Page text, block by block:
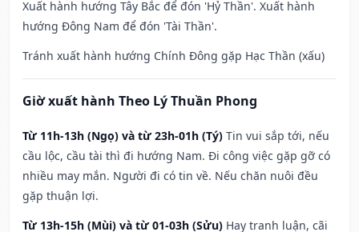
Xuất hành hướng Tây Bắc để đón 'Hỷ Thần'. Xuất hành
hướng Đông Nam để đón 'Tài Thần'.
Tránh xuất hành hướng Chính Đông gặp Hạc Thần (xấu)
Giờ xuất hành Theo Lý Thuần Phong
Từ 11h-13h (Ngọ) và từ 23h-01h (Tý) Tin vui sắp tới, nếu
cầu lộc, cầu tài thì đi hướng Nam. Đi công việc gặp gỡ có
nhiều may mắn. Người đi có tin về. Nếu chăn nuôi đều
gặp thuận lợi.
Từ 13h-15h (Mùi) và từ 01-03h (Sửu) Hay tranh luận, cãi